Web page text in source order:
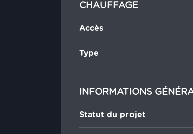
CHAUFFAGE
Accès
Type
INFORMATIONS
Statut du projet